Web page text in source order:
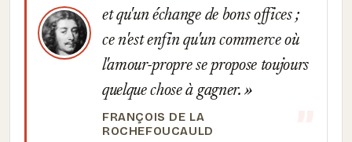
et qu'un échange de bons offices ;
ce n'est enfin qu'un commerce où
l'amour-propre se propose toujours
quelque chose à gagner.
FRANÇOIS DE LA
ROCHEFOUCAULD